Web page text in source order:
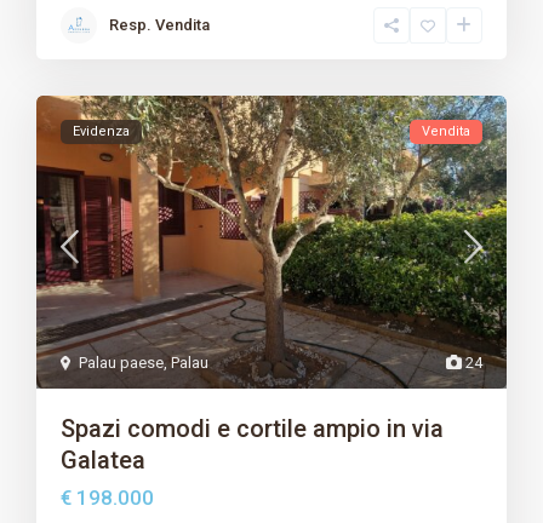
Resp. Vendita
24
Palau paese, Palau
Evidenza Vendita
Spazi comodi e cortile ampio in via
Galatea
€ 198.000